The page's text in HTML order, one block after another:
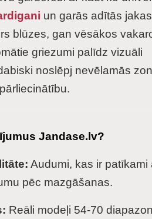
un garās adītās
blūzes, gan vēsākos
griezumi palīdz vizuāli
noslēpj nevēlamās
Jandase.lv?
Audumi, kas ir patīkami
pēc mazgāšanas.
Reāli modeļi 54-70